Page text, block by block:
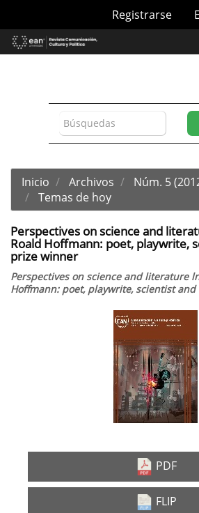
Contenido
principal
Registrarse
Inicio Archivos
Núm. 5
Temas de hoy
Perspectives on science and
Roald Hoffmann: poet, playwrite,
prize winner
Perspectives on science and literature
Hoffmann: poet, playwrite, scientist
PDF
FLIP